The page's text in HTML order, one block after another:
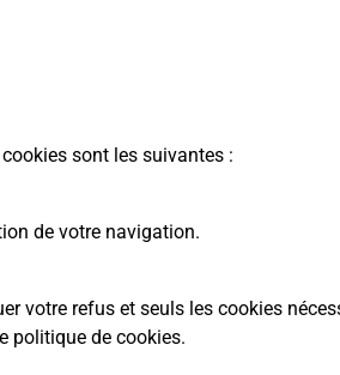
sont les suivantes :
de votre navigation.
votre refus et seuls les cookies
politique de cookies.